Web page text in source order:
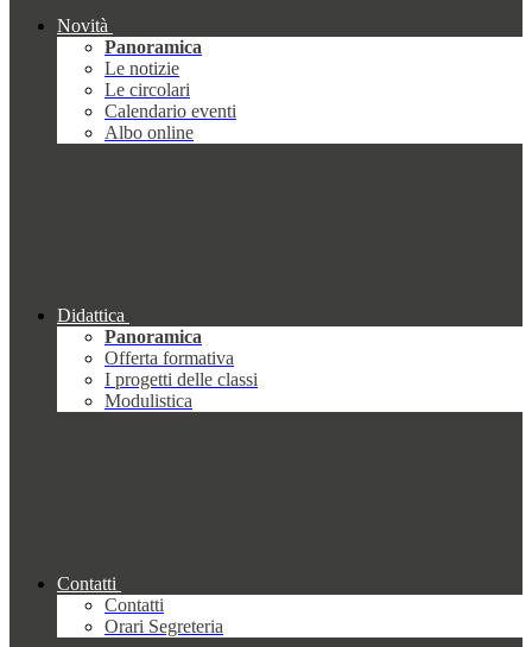
Novità
Panoramica
Le notizie
Le circolari
Calendario eventi
Albo online
Didattica
Panoramica
Offerta formativa
I progetti delle classi
Modulistica
Contatti
Contatti
Orari Segreteria